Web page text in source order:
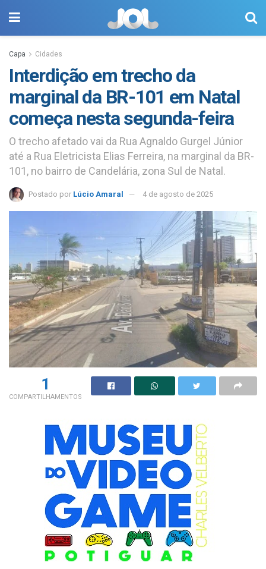
Capa Cidades
Interdição em trecho da
marginal da BR-101 em Natal
começa nesta segunda-feira
O trecho afetado vai da Rua Agnaldo Gurgel Júnior
até a Rua Eletricista Elias Ferreira, na marginal da BR-
101, no bairro de Candelária, zona Sul de Natal.
Postado por Lúcio Amaral 4 de agosto de 2025
1
COMPARTILHAMENTOS